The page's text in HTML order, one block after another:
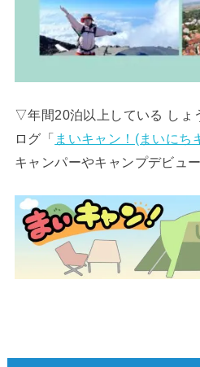
▽年間20泊以上している しょ
ログ「 まいキャン！(まいにち
キャンパーやキャンプデビュ